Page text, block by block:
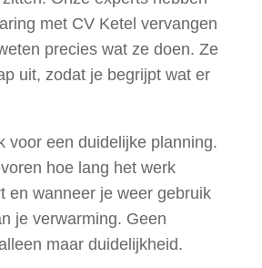
met CV Ketel vervangen
precies wat ze doen. Ze
uit, zodat je begrijpt wat er
voor een duidelijke planning.
hoe lang het werk
en wanneer je weer gebruik
je verwarming. Geen
maar duidelijkheid.